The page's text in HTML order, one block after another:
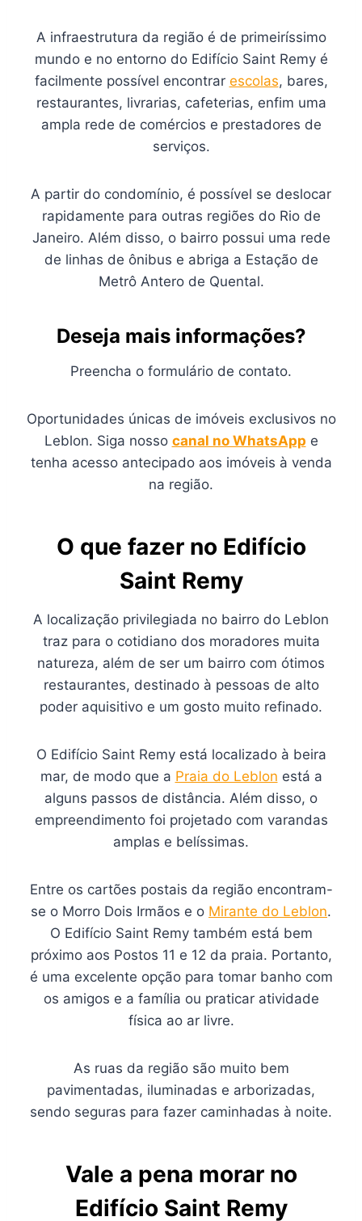
A infraestrutura da região é de primeiríssimo
mundo e no entorno do Edifício Saint Remy é
facilmente possível encontrar escolas, bares,
restaurantes, livrarias, cafeterias, enfim uma
ampla rede de comércios e prestadores de
serviços.
A partir do condomínio, é possível se deslocar
rapidamente para outras regiões do Rio de
Janeiro. Além disso, o bairro possui uma rede
de linhas de ônibus e abriga a Estação de
Metrô Antero de Quental.
Deseja mais informações?
Preencha o formulário de contato.
Oportunidades únicas de imóveis exclusivos no
Leblon. Siga nosso canal no WhatsApp e
tenha acesso antecipado aos imóveis à venda
na região.
O que fazer no Edifício
Saint Remy
A localização privilegiada no bairro do Leblon
traz para o cotidiano dos moradores muita
natureza, além de ser um bairro com ótimos
restaurantes, destinado à pessoas de alto
poder aquisitivo e um gosto muito refinado.
O Edifício Saint Remy está localizado à beira
mar, de modo que a Praia do Leblon está a
alguns passos de distância. Além disso, o
empreendimento foi projetado com varandas
amplas e belíssimas.
Entre os cartões postais da região encontram-
se o Morro Dois Irmãos e o Mirante do Leblon.
O Edifício Saint Remy também está bem
próximo aos Postos 11 e 12 da praia. Portanto,
é uma excelente opção para tomar banho com
os amigos e a família ou praticar atividade
física ao ar livre.
As ruas da região são muito bem
pavimentadas, iluminadas e arborizadas,
sendo seguras para fazer caminhadas à noite.
Vale a pena morar no
Edifício Saint Remy